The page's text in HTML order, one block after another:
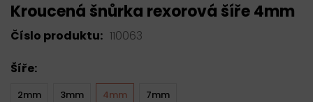
Kroucená šnůrka rexorová šíře 4mm
Číslo produktu: 110063
Šíře:
2mm 3mm 4mm 7mm